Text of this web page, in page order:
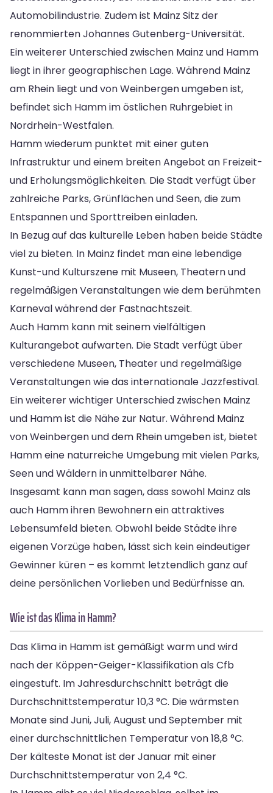
Automobilindustrie. Zudem ist Mainz Sitz der
renommierten Johannes Gutenberg-Universität.
Ein weiterer Unterschied zwischen Mainz und Hamm
liegt in ihrer geographischen Lage. Während Mainz
am Rhein liegt und von Weinbergen umgeben ist,
befindet sich Hamm im östlichen Ruhrgebiet in
Nordrhein-Westfalen.
Hamm wiederum punktet mit einer guten
Infrastruktur und einem breiten Angebot an Freizeit-
und Erholungsmöglichkeiten. Die Stadt verfügt über
zahlreiche Parks, Grünflächen und Seen, die zum
Entspannen und Sporttreiben einladen.
In Bezug auf das kulturelle Leben haben beide Städte
viel zu bieten. In Mainz findet man eine lebendige
Kunst-und Kulturszene mit Museen, Theatern und
regelmäßigen Veranstaltungen wie dem berühmten
Karneval während der Fastnachtszeit.
Auch Hamm kann mit seinem vielfältigen
Kulturangebot aufwarten. Die Stadt verfügt über
verschiedene Museen, Theater und regelmäßige
Veranstaltungen wie das internationale Jazzfestival.
Ein weiterer wichtiger Unterschied zwischen Mainz
und Hamm ist die Nähe zur Natur. Während Mainz
von Weinbergen und dem Rhein umgeben ist, bietet
Hamm eine naturreiche Umgebung mit vielen Parks,
Seen und Wäldern in unmittelbarer Nähe.
Insgesamt kann man sagen, dass sowohl Mainz als
auch Hamm ihren Bewohnern ein attraktives
Lebensumfeld bieten. Obwohl beide Städte ihre
eigenen Vorzüge haben, lässt sich kein eindeutiger
Gewinner küren – es kommt letztendlich ganz auf
deine persönlichen Vorlieben und Bedürfnisse an.
Wie ist das Klima in Hamm?
Das Klima in Hamm ist gemäßigt warm und wird
nach der Köppen-Geiger-Klassifikation als Cfb
eingestuft. Im Jahresdurchschnitt beträgt die
Durchschnittstemperatur 10,3 °C. Die wärmsten
Monate sind Juni, Juli, August und September mit
einer durchschnittlichen Temperatur von 18,8 °C.
Der kälteste Monat ist der Januar mit einer
Durchschnittstemperatur von 2,4 °C.